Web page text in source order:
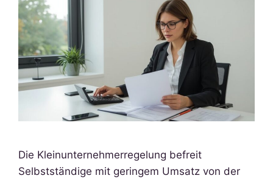
Die Kleinunternehmerregelung befreit
Selbstständige mit geringem Umsatz von der